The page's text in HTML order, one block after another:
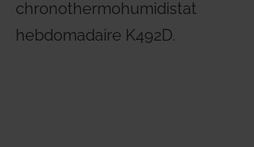
chronothermohumidistat
hebdomadaire K492D.